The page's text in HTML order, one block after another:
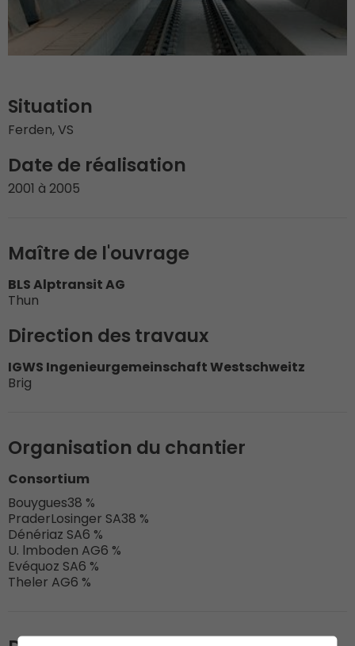
Situation
Ferden, VS
Date de réalisation
2001 à 2005
Maître de l'ouvrage
BLS Alptransit AG
Thun
Direction des travaux
IGWS Ingenieurgemeinschaft Westschweitz
Brig
Organisation du chantier
Consortium
Bouygues38 %
PraderLosinger SA38 %
Dénériaz SA6 %
U. lmboden AG6 %
Evéquoz SA6 %
Theler AG6 %